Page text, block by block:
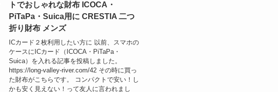
トでおしゃれな財布 ICOCA・
PiTaPa・Suica用に CRESTIA 二つ
折り財布 メンズ
ICカード２枚利用したい方に 以前、スマホの
ケースにICカード（ICOCA・PiTaPa・
Suica）を入れる記事を投稿しました。
https://long-valley-river.com/42 その時に買っ
た財布がこちらです。 コンパクトで安い！し
かも安く見えない！って友人に言われまし